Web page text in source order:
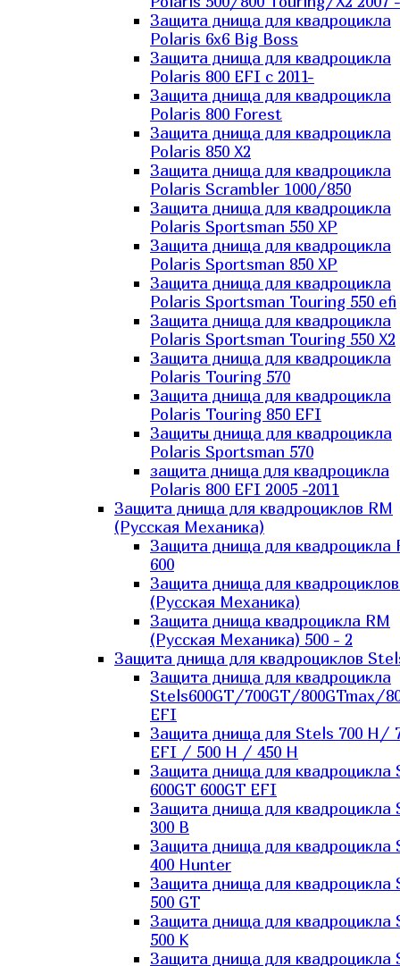
Защита днища для квадроцикла
Polaris 6х6 Big Boss
Защита днища для квадроцикла
Polaris 800 EFI с 2011-
Защита днища для квадроцикла
Polaris 800 Forest
Защита днища для квадроцикла
Polaris 850 X2
Защита днища для квадроцикла
Polaris Scrambler 1000/850
Защита днища для квадроцикла
Polaris Sportsman 550 XP
Защита днища для квадроцикла
Polaris Sportsman 850 XP
Защита днища для квадроцикла
Polaris Sportsman Touring 550 efi
Защита днища для квадроцикла
Polaris Sportsman Touring 550 X2
Защита днища для квадроцикла
Polaris Touring 570
Защита днища для квадроцикла
Polaris Touring 850 EFI
Защиты днища для квадроцикла
Polaris Sportsman 570
защита днища для квадроцикла
Polaris 800 EFI 2005 -2011
Защита днища для квадроциклов RM
(Русская Механика)
Защита днища для квадроцикла
600
Защита днища для
(Русская Механика)
Защита днища квадроцикла RM
(Русская Механика) 500 - 2
Защита днища для квадроциклов
Защита днища для квадроцикла
Stels600GT/700GT/800GTmax/
EFI
Защита днища для Stels 700 H/
EFI / 500 H / 450 H
Защита днища для квадроцикла
600GT 600GT EFI
Защита днища для квадроцикла
300 B
Защита днища для квадроцикла
400 Hunter
Защита днища для квадроцикла
500 GT
Защита днища для квадроцикла
500 K
Защита днища для квадроцикла